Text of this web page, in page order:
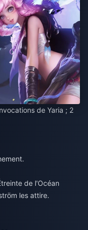
de Yaria ; 2
de l'Océan
les attire.